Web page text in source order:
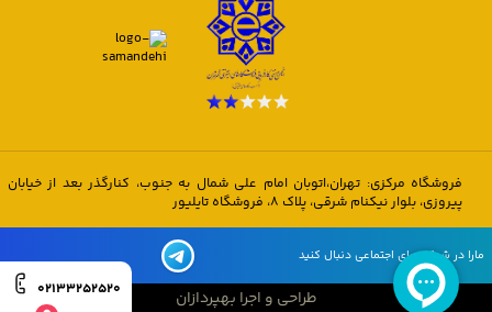
02133252520
فروشگاه مرکزی: تهران،اتوبان امام علی شمال به جنوب، کنارگذر بعد از خیابان
پیروزی، بلوار نیکنام شرقی، پلاک 8، فروشگاه تایلیور
مارا در شبکه های اجتماعی دنبال کنید
طراحی و اجرا بهپردازان